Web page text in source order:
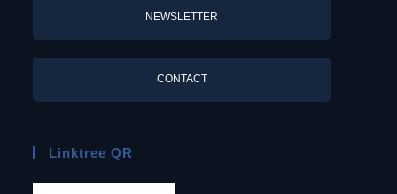
NEWSLETTER
CONTACT
Linktree QR